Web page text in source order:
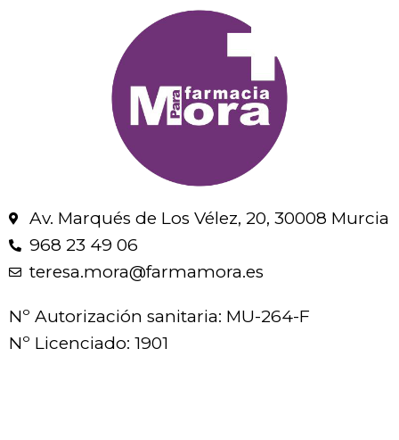
Av. Marqués de Los Vélez, 20, 30008 Murcia
968 23 49 06
teresa.mora@farmamora.es
Nº Autorización sanitaria: MU-264-F
Nº Licenciado: 1901